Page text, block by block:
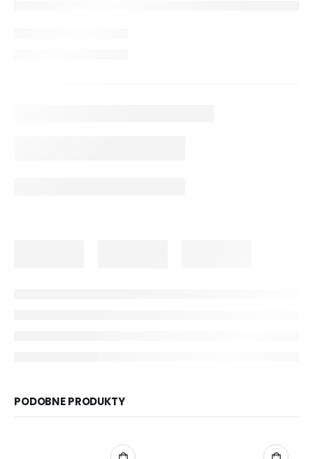
PODOBNE PRODUKTY